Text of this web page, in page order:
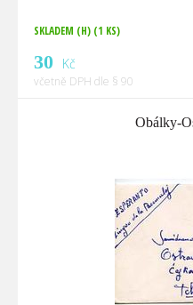
SKLADEM (H) (1 KS)
30 Kč
včetně DPH dle § 90
Obálky-